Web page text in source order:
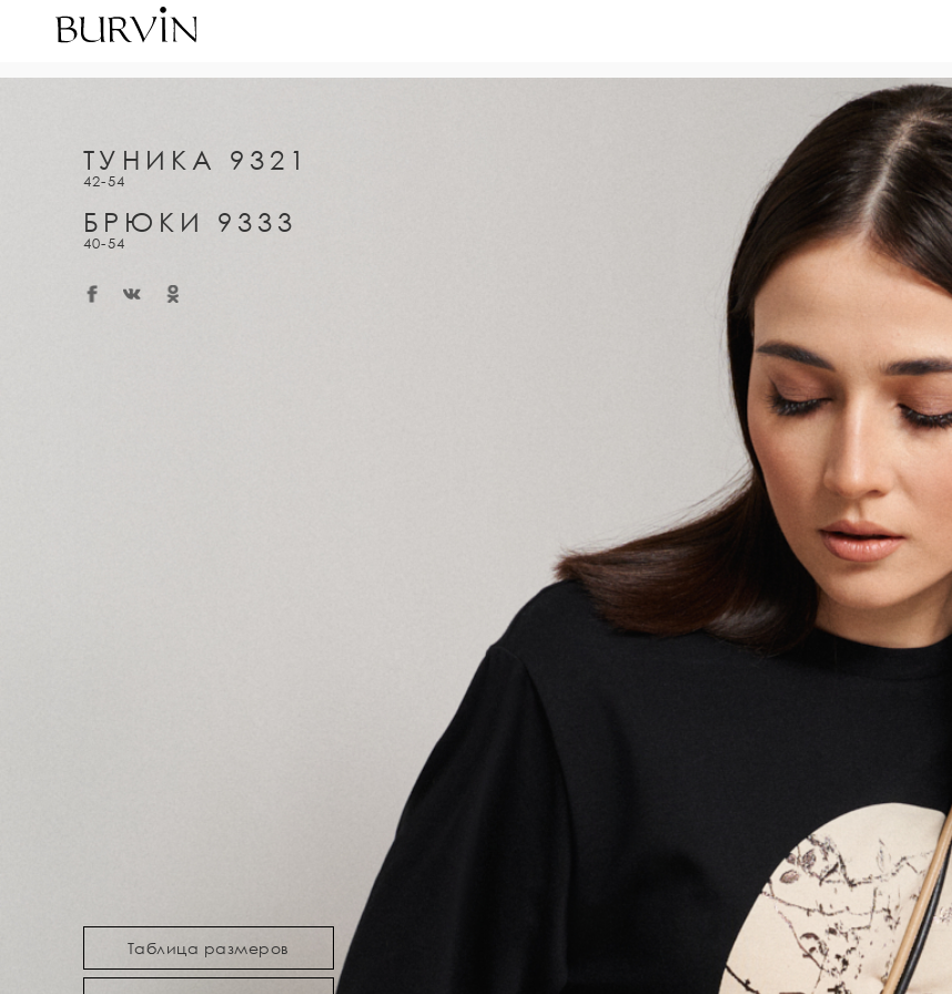
ТУНИКА 9321
42-54
БРЮКИ 9333
40-54
Таблица размеров